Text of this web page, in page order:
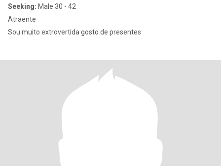
Seeking: Male 30 - 42
Atraente
Sou muito extrovertida gosto de presentes